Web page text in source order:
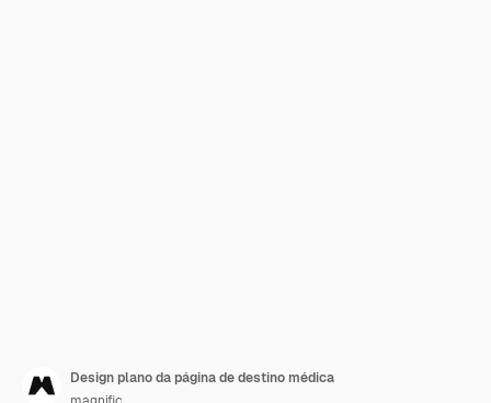
Design plano da página de destino médica